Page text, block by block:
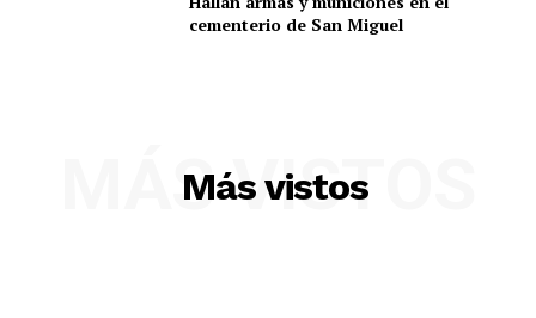
cementerio de San Miguel
Más vistos
MÁS VISTOS